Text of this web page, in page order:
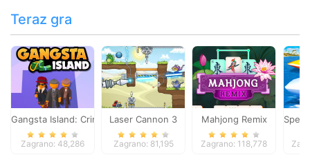
Teraz gra
Gangsta Island: Crime City
Zagrano: 48,286
Laser Cannon 3
Zagrano: 81,195
Mahjong Remix
Zagrano: 118,778